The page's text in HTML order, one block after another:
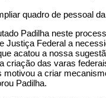
Padilha neste
Justiça Federal a
acatou a nossa
criação das varas
motivou a criar
Padilha.